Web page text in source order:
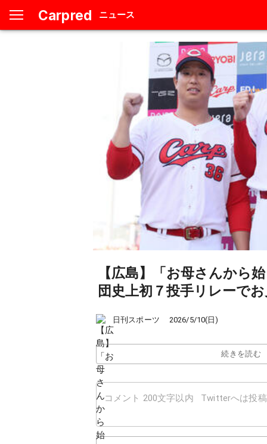
Carpred ニュース
【広島】「お母さんから
団史上初７投手リレーで
日刊スポーツ 2026/5/10(日)
続きを読む